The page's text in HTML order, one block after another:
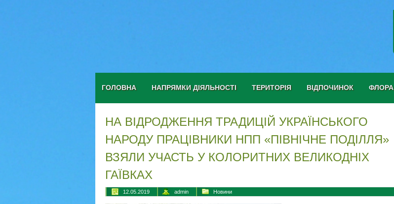
ГОЛОВНА НАПРЯМКИ ДІЯЛЬНОСТІ ТЕРИТОРІЯ ВІДПОЧИНОК ФЛОРА
НА ВІДРОДЖЕННЯ ТРАДИЦІЙ УКРАЇНСЬКОГО
НАРОДУ ПРАЦІВНИКИ НПП «ПІВНІЧНЕ ПОДІЛЛЯ»
ВЗЯЛИ УЧАСТЬ У КОЛОРИТНИХ ВЕЛИКОДНІХ
ГАЇВКАХ
12.05.2019 admin Новини